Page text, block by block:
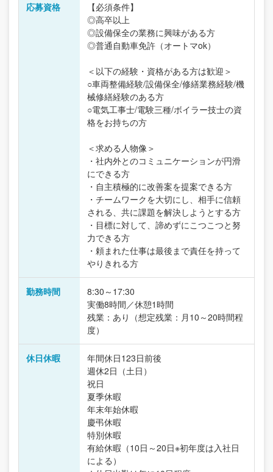
応募資格
【必須条件】
◎高卒以上
◎設備保全の業務に興味がある方
◎普通自動車免許（オートマok）
＜以下の経験・資格がある方は歓迎＞
○車両整備経験/設備保全/修繕業務経験/機
械修繕経験のある方
○電気工事士/電験三種/ボイラー技士の資
格をお持ちの方
＜求める人物像＞
・社内外とのコミュニケーションが円滑
にできる方
・自主積極的に改善案を提案できる方
・チームワークを大切にし、相手に信頼
される、共に課題を解決しようとする方
・目標に対して、諦めずにこつこつと努
力できる方
・頼まれた仕事は最後まで責任を持って
やりきれる方
勤務時間
8:30～17:30
実働8時間／休憩1時間
残業：あり（想定残業：月10～20時間程
度）
休日休暇
年間休日123日前後
週休2日（土日）
祝日
夏季休暇
年末年始休暇
慶弔休暇
特別休暇
有給休暇（10日～20日※初年度は入社日
による）